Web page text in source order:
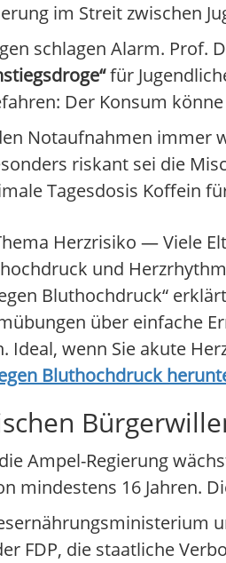
im Streit zwischen
schlagen Alarm. Prof.
für
Der Konsum
Notaufnahmen immer
riskant sei die
Tagesdosis Koffein
Herzrisiko — Viele
und
Bluthochdruck“
über einfache
Ideal, wenn Sie akute
Bluthochdruck
Ampel-Regierung
mindestens 16 Jahren.
FDP, die staatliche